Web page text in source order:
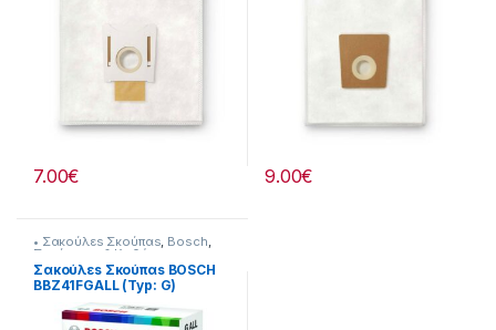
7.00€ 9.00€
• Σακούλεs Σκούπαs, Bosch,
Σκούπισμα & Καθάρισμα
Σακούλεs Σκούπαs BOSCH
BBZ41FGALL (Typ: G)
Original 23219028